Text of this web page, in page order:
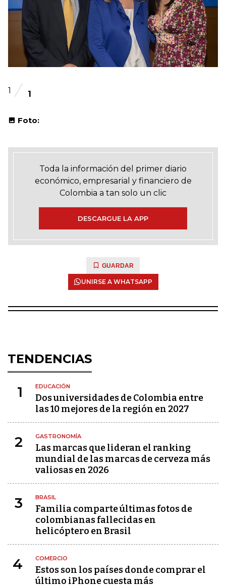
1 1
Foto:
Toda la información del primer diario
económico, empresarial y financiero de
Colombia a tan solo un clic
DESCARGUE LA APP
GUARDAR
UNIRSE A WHATSAPP
TENDENCIAS
1 EDUCACIÓN
Dos universidades de Colombia entre
las 10 mejores de la región en 2027
2 GASTRONOMÍA
Las marcas que lideran el ranking
mundial de las marcas de cerveza más
valiosas en 2026
3 BRASIL
Familia comparte últimas fotos de
colombianas fallecidas en
helicóptero en Brasil
4 COMERCIO
Estos son los países donde comprar el
último iPhone cuesta más